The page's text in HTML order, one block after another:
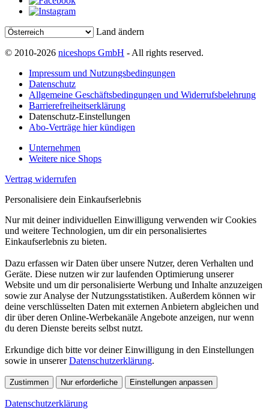
Land ändern
© 2010-2026 niceshops GmbH - All rights reserved.
Impressum und Nutzungsbedingungen
Datenschutz
Allgemeine Geschäftsbedingungen und Widerrufsbelehrung
Barrierefreiheitserklärung
Datenschutz-Einstellungen
Abo-Verträge hier kündigen
Unternehmen
Weitere nice Shops
Vertrag widerrufen
Personalisiere dein Einkaufserlebnis
Nur mit deiner individuellen Einwilligung verwenden wir Cookies
und weitere Technologien, um dir ein personalisiertes
Einkaufserlebnis zu bieten.
Dazu erfassen wir Daten über unsere Nutzer, deren Verhalten und
Geräte. Diese nutzen wir zur laufenden Optimierung unserer
Website und um dir personalisierte Werbung und Inhalte anzuzeigen
sowie zur Analyse der Nutzungsstatistiken. Außerdem können wir
deine verschlüsselten Daten mit externen Anbietern abgleichen und
dir über deren Online-Werbekanäle Angebote anzeigen, nur wenn
du deren Dienste bereits selbst nutzt.
Erkundige dich bitte vor deiner Einwilligung in den Einstellungen
sowie in unsererDatenschutzerklärung.
Zustimmen Nur erforderliche Einstellungen anpassen
Datenschutzerklärung